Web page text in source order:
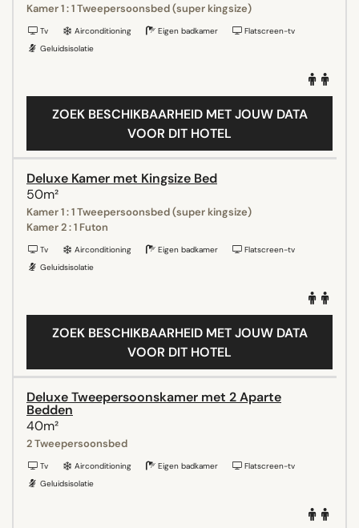
Kamer 1 : 1 Tweepersoonsbed (super kingsize)
Tv Airconditioning Eigen badkamer
Flatscreen-tv
Geluidsisolatie
ZOEK BESCHIKBAARHEID MET JOUW DATA
VOOR DIT HOTEL
Deluxe Kamer met Kingsize Bed
50m²
Kamer 1 : 1 Tweepersoonsbed (super kingsize)
Kamer 2 : 1 Futon
Tv Airconditioning Eigen badkamer
Flatscreen-tv
Geluidsisolatie
ZOEK BESCHIKBAARHEID MET JOUW DATA
VOOR DIT HOTEL
Deluxe Tweepersoonskamer met 2 Aparte
Bedden
40m²
2 Tweepersoonsbed
Tv Airconditioning Eigen badkamer
Flatscreen-tv
Geluidsisolatie